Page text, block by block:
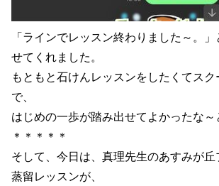
「ラインでレッスン終わりました～。
せてくれました。
もともと石けんレッスンをしたくてス
で、
はじめの一歩が踏み出せてよかったな～
＊＊＊＊＊
そして、今日は、真理先生のあすみが
蒸留レッスンが、